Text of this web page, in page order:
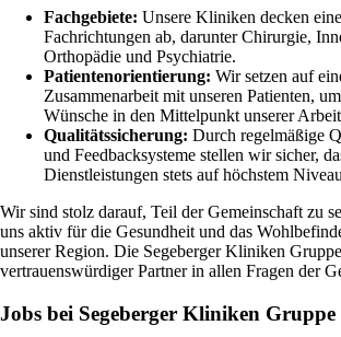
Fachgebiete: Unsere Kliniken decken
Fachrichtungen ab, darunter Chirurgie,
Orthopädie und Psychiatrie.
Patientenorientierung: Wir setzen auf
Zusammenarbeit mit unseren Patienten,
Wünsche in den Mittelpunkt unserer
Qualitätssicherung: Durch regelmäßige
und Feedbacksysteme stellen wir sicher,
Dienstleistungen stets auf höchstem
Wir sind stolz darauf, Teil der Gemeinschaft zu
uns aktiv für die Gesundheit und das
unserer Region. Die Segeberger Kliniken
vertrauenswürdiger Partner in allen Fragen der
Jobs bei Segeberger Kliniken Gruppe